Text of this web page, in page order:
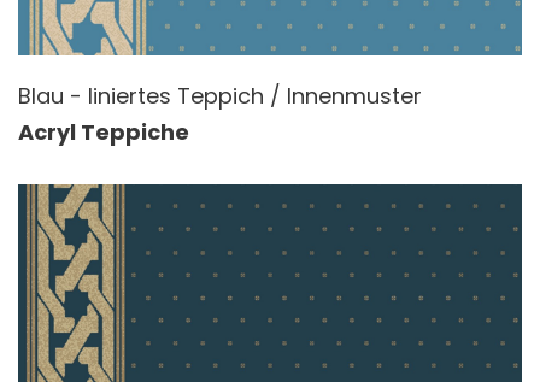
Blau - liniertes Teppich / Innenmuster
Acryl Teppiche